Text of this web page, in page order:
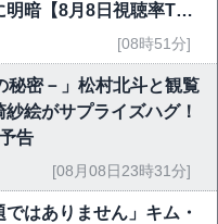
明暗【8月8日視聴率TO
[08時51分]
秘密－」松村北斗と観覧
絵がサプライズハグ！
告
[08月08日23時31分]
ではありません」キム・